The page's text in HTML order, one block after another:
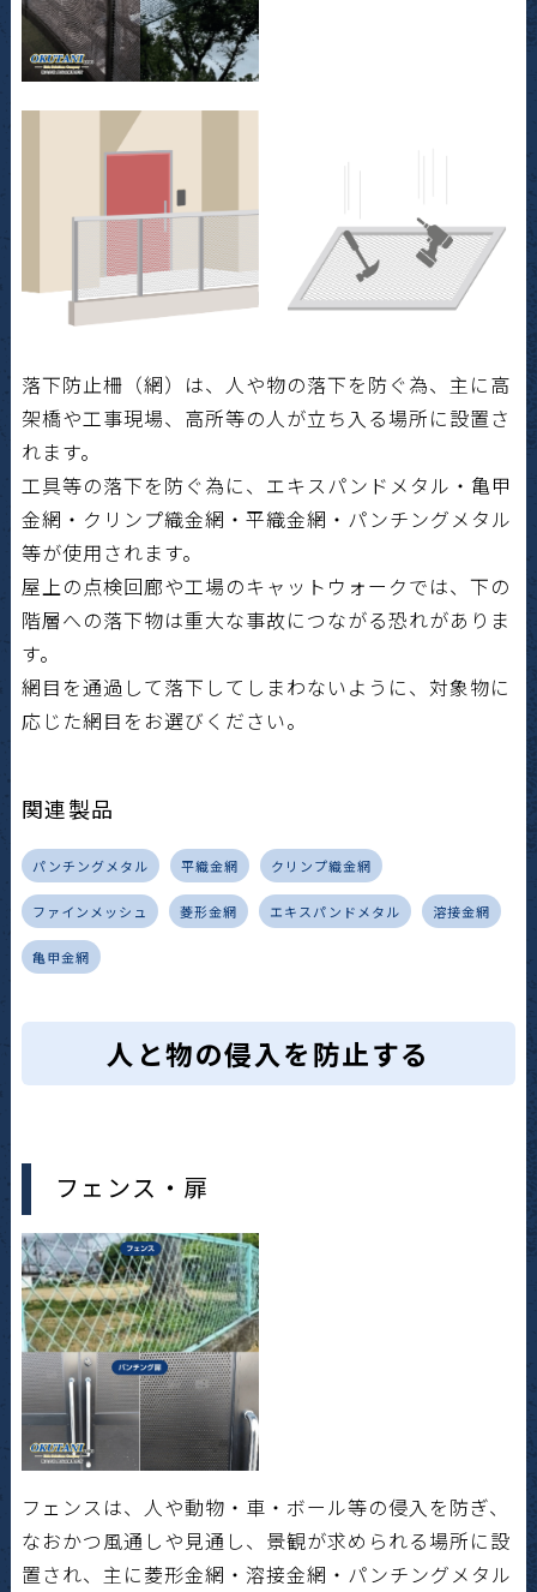
落下防止柵（網）は、人や物の落下を防ぐ為、主に高
架橋や工事現場、高所等の人が立ち入る場所に設置さ
れます。
工具等の落下を防ぐ為に、エキスパンドメタル・亀甲
金網・クリンプ織金網・平織金網・パンチングメタル
等が使用されます。
屋上の点検回廊や工場のキャットウォークでは、下の
階層への落下物は重大な事故につながる恐れがありま
す。
網目を通過して落下してしまわないように、対象物に
応じた網目をお選びください。
関連製品
パンチングメタル 平織金網 クリンプ織金網
ファインメッシュ 菱形金網 エキスパンドメタル 溶接金網
亀甲金網
人と物の侵入を防止する
フェンス・扉
フェンスは、人や動物・車・ボール等の侵入を防ぎ、
なおかつ風通しや見通し、景観が求められる場所に設
置され、主に菱形金網・溶接金網・パンチングメタル